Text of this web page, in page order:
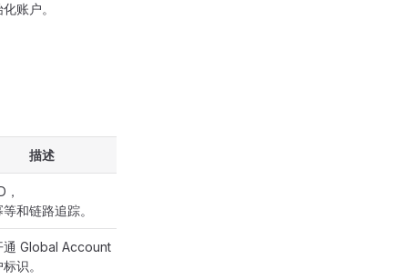
账户。
描述
和链路追踪。
通 Global Account
识。